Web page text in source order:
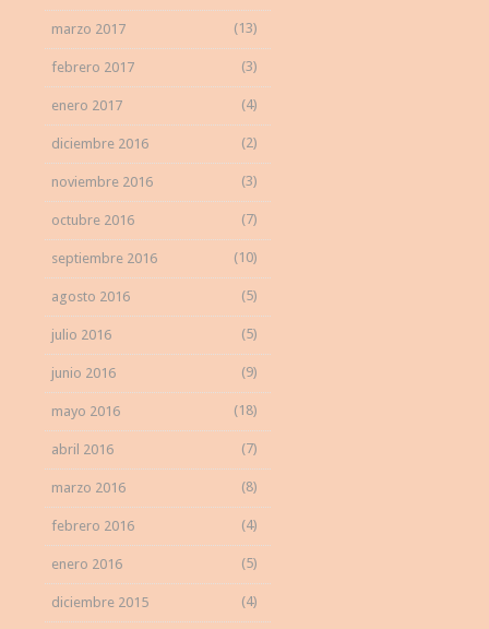
marzo 2017 (13)
febrero 2017 (3)
enero 2017 (4)
diciembre 2016 (2)
noviembre 2016 (3)
octubre 2016 (7)
septiembre 2016 (10)
agosto 2016 (5)
julio 2016 (5)
junio 2016 (9)
mayo 2016 (18)
abril 2016 (7)
marzo 2016 (8)
febrero 2016 (4)
enero 2016 (5)
diciembre 2015 (4)